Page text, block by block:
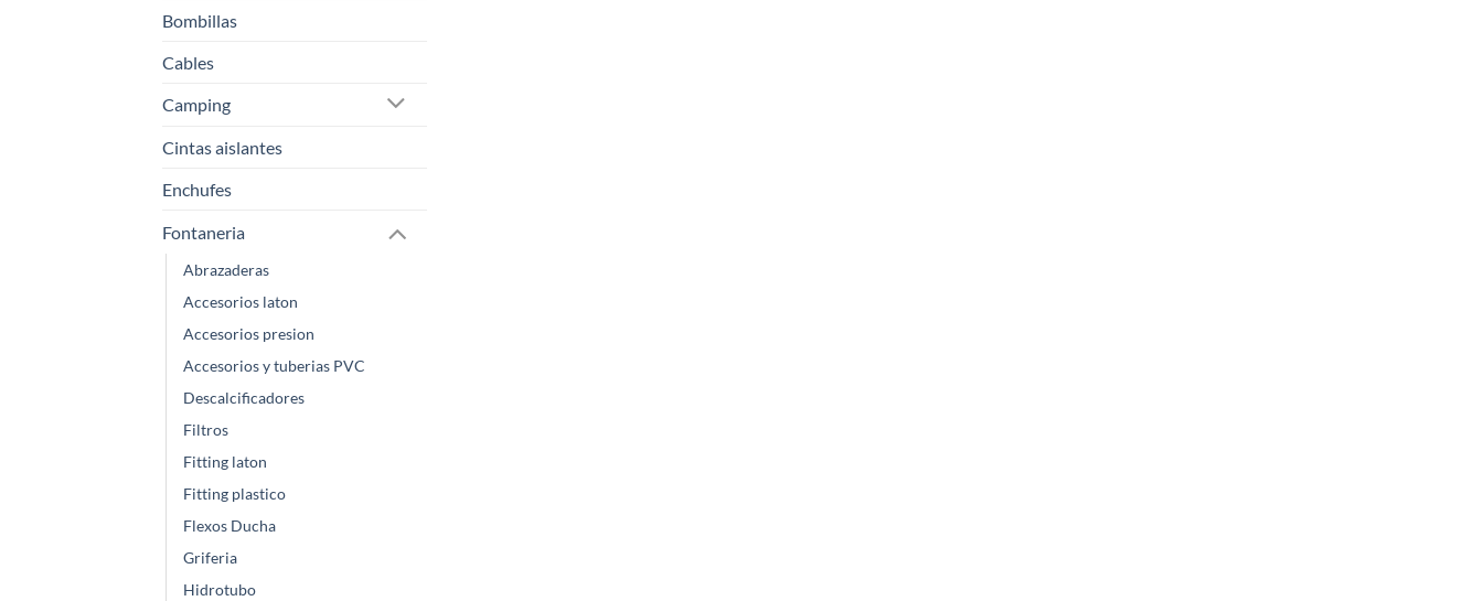
Bombillas
Cables
Camping
Cintas aislantes
Enchufes
Fontaneria
Abrazaderas
Accesorios laton
Accesorios presion
Accesorios y tuberias PVC
Descalcificadores
Filtros
Fitting laton
Fitting plastico
Flexos Ducha
Griferia
Hidrotubo